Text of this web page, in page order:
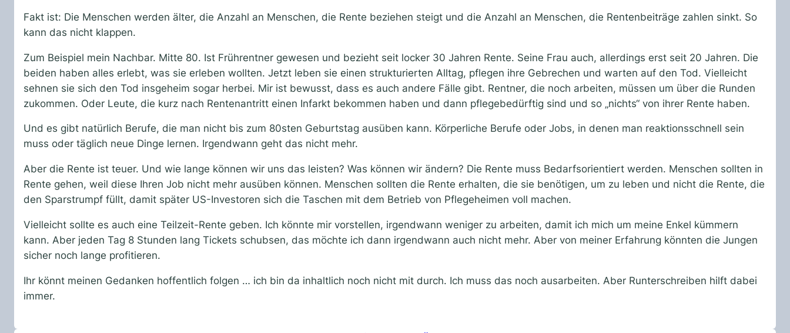
Fakt ist: Die Menschen werden älter, die Anzahl an Menschen, die Rente beziehen steigt und die Anzahl an Menschen, die Rentenbeiträge zahlen sinkt. So
kann das nicht klappen.
Zum Beispiel mein Nachbar. Mitte 80. Ist Frührentner gewesen und bezieht seit locker 30 Jahren Rente. Seine Frau auch, allerdings erst seit 20 Jahren. Die
beiden haben alles erlebt, was sie erleben wollten. Jetzt leben sie einen strukturierten Alltag, pflegen ihre Gebrechen und warten auf den Tod. Vielleicht
sehnen sie sich den Tod insgeheim sogar herbei. Mir ist bewusst, dass es auch andere Fälle gibt. Rentner, die noch arbeiten, müssen um über die Runden
zukommen. Oder Leute, die kurz nach Rentenantritt einen Infarkt bekommen haben und dann pflegebedürftig sind und so „nichts“ von ihrer Rente haben.
Und es gibt natürlich Berufe, die man nicht bis zum 80sten Geburtstag ausüben kann. Körperliche Berufe oder Jobs, in denen man reaktionsschnell sein
muss oder täglich neue Dinge lernen. Irgendwann geht das nicht mehr.
Aber die Rente ist teuer. Und wie lange können wir uns das leisten? Was können wir ändern? Die Rente muss Bedarfsorientiert werden. Menschen sollten in
Rente gehen, weil diese Ihren Job nicht mehr ausüben können. Menschen sollten die Rente erhalten, die sie benötigen, um zu leben und nicht die Rente, die
den Sparstrumpf füllt, damit später US-Investoren sich die Taschen mit dem Betrieb von Pflegeheimen voll machen.
Vielleicht sollte es auch eine Teilzeit-Rente geben. Ich könnte mir vorstellen, irgendwann weniger zu arbeiten, damit ich mich um meine Enkel kümmern
kann. Aber jeden Tag 8 Stunden lang Tickets schubsen, das möchte ich dann irgendwann auch nicht mehr. Aber von meiner Erfahrung könnten die Jungen
sicher noch lange profitieren.
Ihr könnt meinen Gedanken hoffentlich folgen … ich bin da inhaltlich noch nicht mit durch. Ich muss das noch ausarbeiten. Aber Runterschreiben hilft dabei
immer.